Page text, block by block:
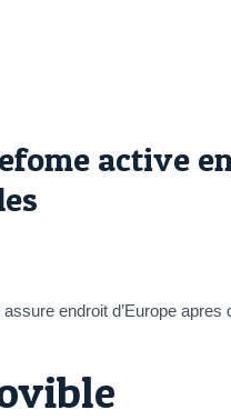
active
endroit d’Europe